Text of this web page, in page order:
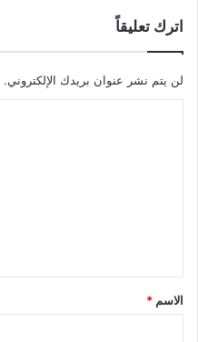
اترك تعليقاً
لن يتم نشر عنوان بريدك الإلكتروني.
ق
*
الاسم *